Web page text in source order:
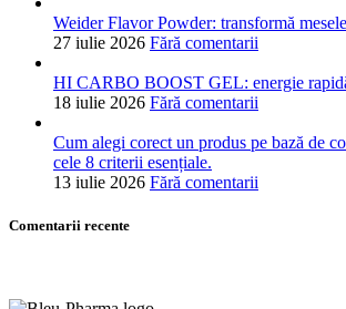
Weider Flavor Powder: transformă
27 iulie 2026 Fără comentarii
HI CARBO BOOST GEL: energie
18 iulie 2026 Fără comentarii
Cum alegi corect un produs pe bază de
cele 8 criterii esențiale.
13 iulie 2026 Fără comentarii
Comentarii recente